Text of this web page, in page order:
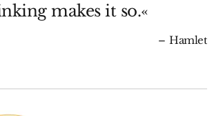
makes it so.«
Hamlet